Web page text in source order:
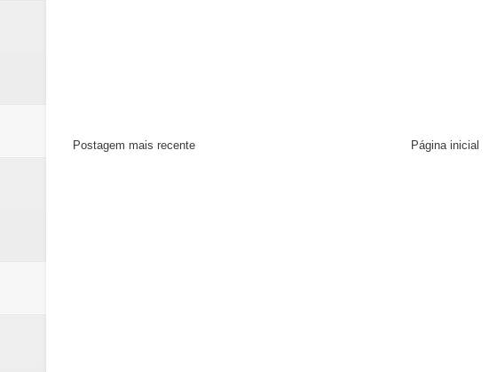
Postagem mais recente Página inicial